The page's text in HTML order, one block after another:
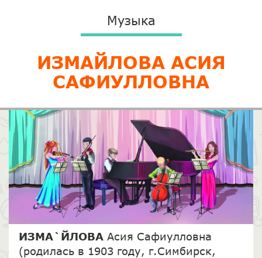
Музыка
​ИЗМАЙЛОВА АСИЯ
САФИУЛЛОВНА
ИЗМА`ЙЛОВААсия Сафиулловна
(родилась в 1903 году, г.Симбирск,